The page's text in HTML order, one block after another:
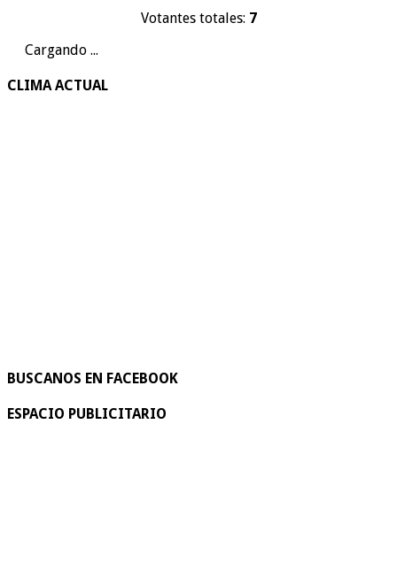
Votantes totales: 7
Cargando ...
CLIMA ACTUAL
BUSCANOS EN FACEBOOK
ESPACIO PUBLICITARIO